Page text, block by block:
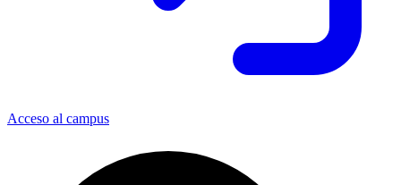
Acceso al campus